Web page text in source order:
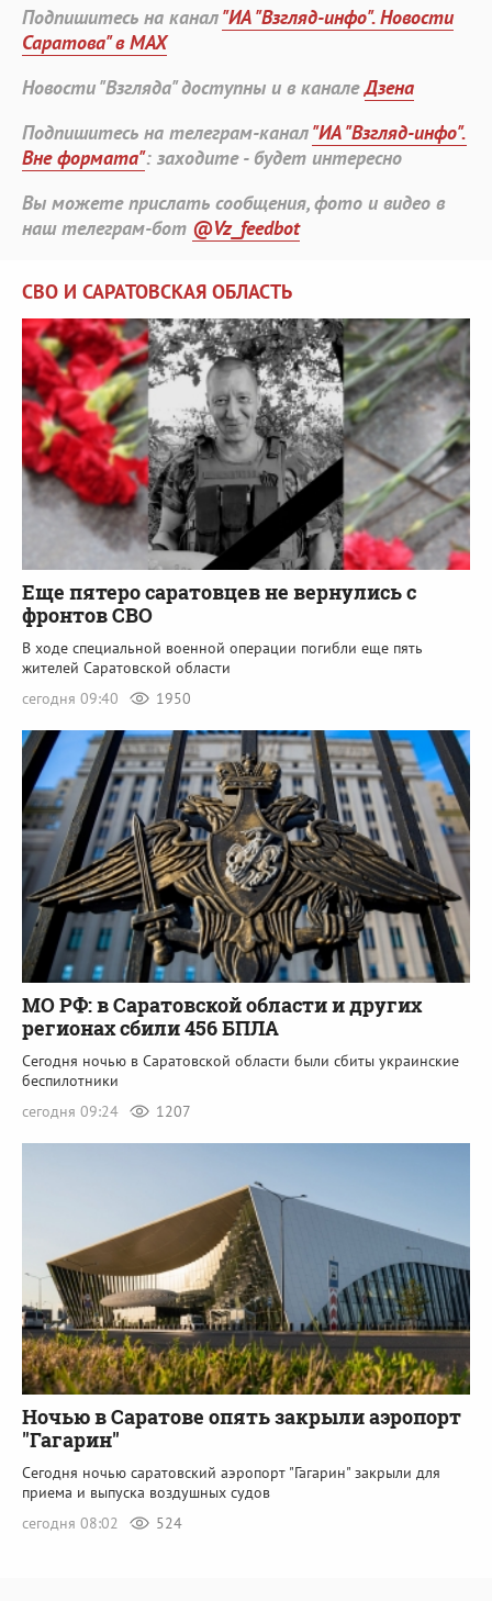
Подпишитесь на канал"ИА "Взгляд-инфо". Новости
Саратова" в MAX
Новости "Взгляда" доступны и в каналеДзена
Подпишитесь на телеграм-канал"ИА "Взгляд-инфо".
Вне формата": заходите - будет интересно
Вы можете прислать сообщения, фото и видео в
наш телеграм-бот @Vz_feedbot
СВО И САРАТОВСКАЯ ОБЛАСТЬ
Еще пятеро саратовцев не вернулись с
фронтов СВО
В ходе специальной военной операции погибли еще пять
жителей Саратовской области
сегодня 09:40
1950
МО РФ: в Саратовской области и других
регионах сбили 456 БПЛА
Сегодня ночью в Саратовской области были сбиты украинские
беспилотники
сегодня 09:24
1207
Ночью в Саратове опять закрыли аэропорт
"Гагарин"
Сегодня ночью саратовский аэропорт "Гагарин" закрыли для
приема и выпуска воздушных судов
сегодня 08:02
524